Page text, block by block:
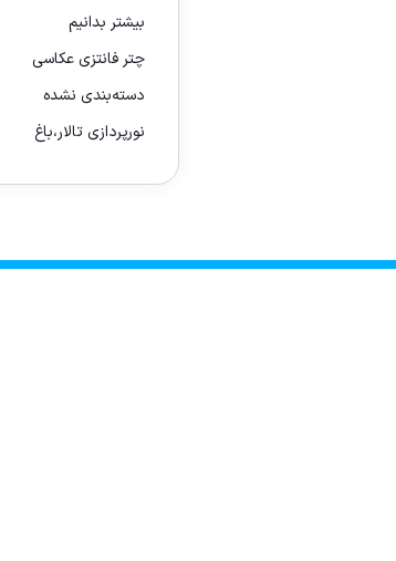
بیشتر بدانیم
چتر فانتزی عکاسی
دسته‌بندی نشده
نورپردازی تالار،باغ